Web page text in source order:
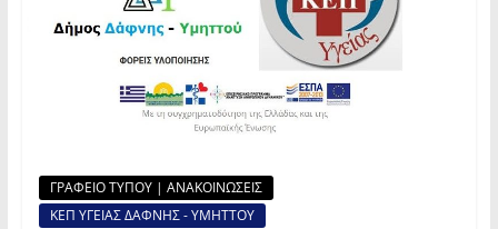
ΓΡΑΦΕΙΟ ΤΥΠΟΥ | ΑΝΑΚΟΙΝΩΣΕΙΣ
ΚΕΠ ΥΓΕΙΑΣ ΔΑΦΝΗΣ - ΥΜΗΤΤΟΥ